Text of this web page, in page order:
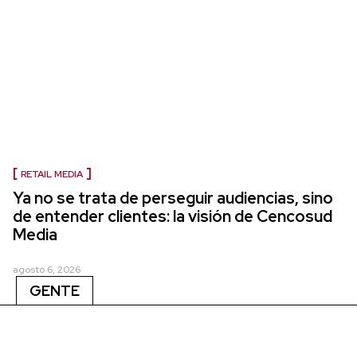
RETAIL MEDIA
Ya no se trata de perseguir audiencias, sino
de entender clientes: la visión de Cencosud
Media
agosto 6, 2026
GENTE